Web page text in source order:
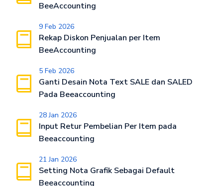
BeeAccounting
9 Feb 2026
Rekap Diskon Penjualan per Item
BeeAccounting
5 Feb 2026
Ganti Desain Nota Text SALE dan SALED
Pada Beeaccounting
28 Jan 2026
Input Retur Pembelian Per Item pada
Beeaccounting
21 Jan 2026
Setting Nota Grafik Sebagai Default
Beeaccounting